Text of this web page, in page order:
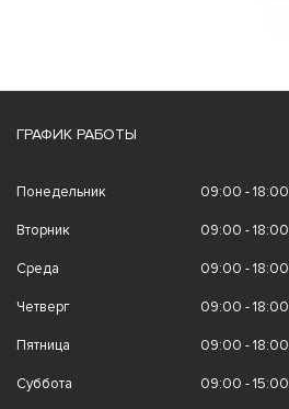
ГРАФИК РАБОТЫ
Понедельник 09:00 - 18:00
Вторник 09:00 - 18:00
Среда 09:00 - 18:00
Четверг 09:00 - 18:00
Пятница 09:00 - 18:00
Суббота 09:00 - 15:00